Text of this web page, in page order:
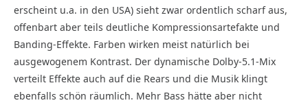
erscheint u.a. in den USA) sieht zwar ordentlich scharf aus,
offenbart aber teils deutliche Kompressionsartefakte und
Banding-Effekte. Farben wirken meist natürlich bei
ausgewogenem Kontrast. Der dynamische Dolby-5.1-Mix
verteilt Effekte auch auf die Rears und die Musik klingt
ebenfalls schön räumlich. Mehr Bass hätte aber nicht